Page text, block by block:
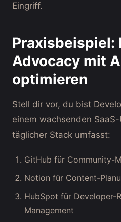
Eingriff.
Praxisbeispiel:
Advocacy mit
optimieren
Stell dir vor, du bist
einem wachsenden
täglicher Stack umfasst:
GitHub für Community-
Notion für Content-
HubSpot für Developer-
Management